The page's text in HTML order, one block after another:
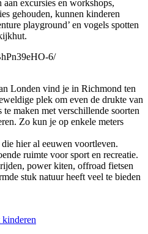
excursies en workshops,
gehouden, kunnen kinderen
playground’ en vogels spotten
6/
Londen vind je in Richmond ten
plek om even de drukte van
maken met verschillende soorten
Zo kun je op enkele meters
hier al eeuwen voortleven.
ruimte voor sport en recreatie.
power kiten, offroad fietsen
stuk natuur heeft veel te bieden